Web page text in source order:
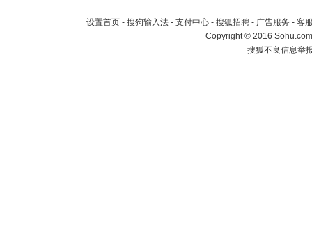
设置首页 - 搜狗输入法 - 支付中心 - 搜狐招聘 - 广告服务 - 客
Copyright©2016
搜狐不良信息举